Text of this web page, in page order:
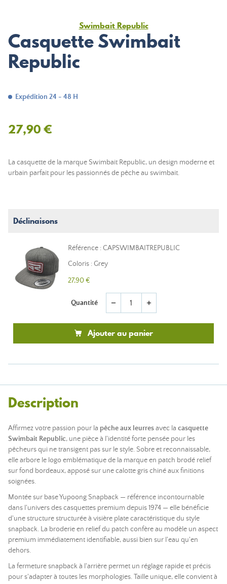
Swimbait Republic
Casquette Swimbait
Republic
Expédition 24 - 48 H
27,90 €
La casquette de la marque Swimbait Republic, un design moderne et
urbain parfait pour les passionnés de pêche au swimbait.
Déclinaisons
Référence : CAPSWIMBAITREPUBLIC
Coloris : Grey
27,90 €
Quantité remove add
Ajouter au panier
Description
Affirmez votre passion pour la pêche aux leurresavec la casquette
Swimbait Republic, une pièce à l'identité forte pensée pour les
pêcheurs qui ne transigent pas sur le style. Sobre et reconnaissable,
elle arbore le logo emblématique de la marque en patch brodé relief
sur fond bordeaux, apposé sur une calotte gris chiné aux finitions
soignées.
Montée sur base Yupoong Snapback — référence incontournable
dans l'univers des casquettes premium depuis 1974 — elle bénéficie
d'une structure structurée à visière plate caractéristique du style
snapback. La broderie en relief du patch confère au modèle un aspect
premium immédiatement identifiable, aussi bien sur l'eau qu'en
dehors.
La fermeture snapback à l'arrière permet un réglage rapide et précis
pour s'adapter à toutes les morphologies. Taille unique, elle convient à